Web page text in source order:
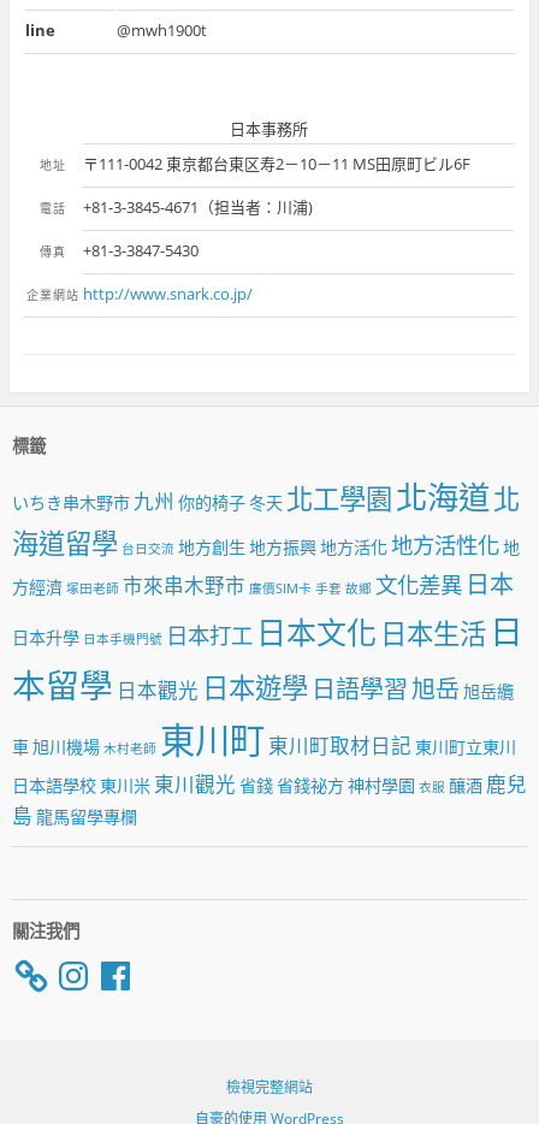
line
@mwh1900t
日本事務所
地址 〒111-0042 東京都台東区寿2－10－11 MS田原町ビル6F
電話 +81-3-3845-4671（担当者：川浦)
傳真 +81-3-3847-5430
企業網站 http://www.snark.co.jp/
標籤
いちき串木野市 九州 你的椅子冬天 北工學園北海道北
海道留學 台日交流 地方創生 地方振興地方活化地方活性化地
方經濟 塚田老師 市來串木野市 廉價SIM卡 手套 故鄉 文化差異 日本
日本升學 日本手機門號 日本打工 日本文化 日本生活 日
本留學 日本觀光 日本遊學 日語學習 旭岳 旭岳纜
車旭川機場 木村老師 東川町東川町取材日記 東川町立東川
日本語學校 東川米 東川觀光 省錢省錢祕方神村學園 衣服 釀酒 鹿兒
島 龍馬留學專欄
關注我們
InstagramFacebook
檢視完整網站
自豪的使用 WordPress